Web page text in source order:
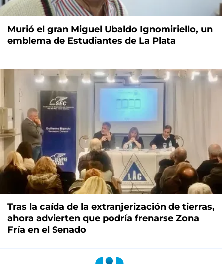
Murió el gran Miguel Ubaldo Ignomiriello, un
emblema de Estudiantes de La Plata
Tras la caída de la extranjerización de tierras,
ahora advierten que podría frenarse Zona
Fría en el Senado